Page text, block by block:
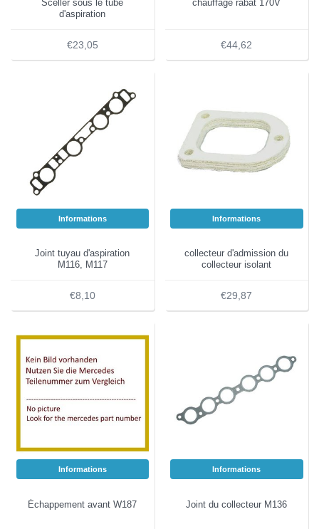
Sceller sous le tube
d'aspiration
€23,05
chauffage rabat 170V
€44,62
Informations
Joint tuyau d'aspiration
M116, M117
€8,10
Informations
collecteur d'admission du
collecteur isolant
€29,87
Informations
Échappement avant W187
Informations
Joint du collecteur M136